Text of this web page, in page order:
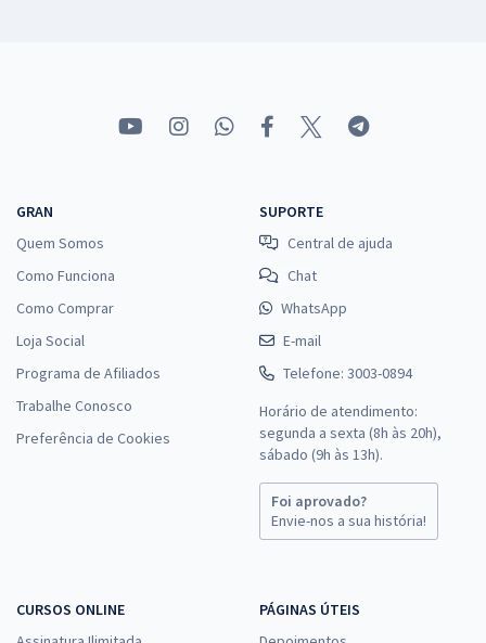
GRAN
Quem Somos
Como Funciona
Como Comprar
Loja Social
Programa de Afiliados
Trabalhe Conosco
Preferência de Cookies
SUPORTE
Central de ajuda
Chat
WhatsApp
E-mail
Telefone: 3003-0894
Horário de atendimento:
segunda a sexta (8h às 20h),
sábado (9h às 13h).
Foi aprovado?
Envie-nos a sua história!
CURSOS ONLINE
PÁGINAS ÚTEIS